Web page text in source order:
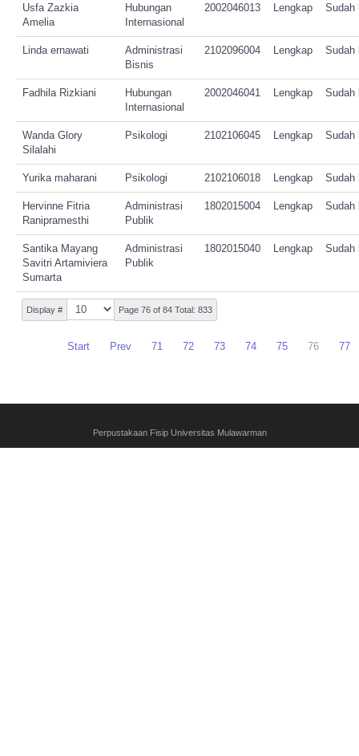
Display # Page 76 of 84 Total: 833
Start Prev 71 72 73 74 75 76 77
Usfa Zazkia
Amelia
Hubungan
Internasional
2002046013 Lengkap Sudah
Linda ernawati
Administrasi
Bisnis
2102096004 Lengkap Sudah
Fadhila Rizkiani
Hubungan
Internasional
2002046041 Lengkap Sudah
Wanda Glory
Silalahi
Psikologi 2102106045 Lengkap Sudah
Yurika maharani Psikologi 2102106018 Lengkap Sudah
Hervinne Fitria
Ranipramesthi
Administrasi
Publik
1802015004 Lengkap Sudah
Santika Mayang
Savitri Artamiviera
Sumarta
Administrasi
Publik
1802015040 Lengkap Sudah
Perpustakaan Fisip Universitas Mulawarman